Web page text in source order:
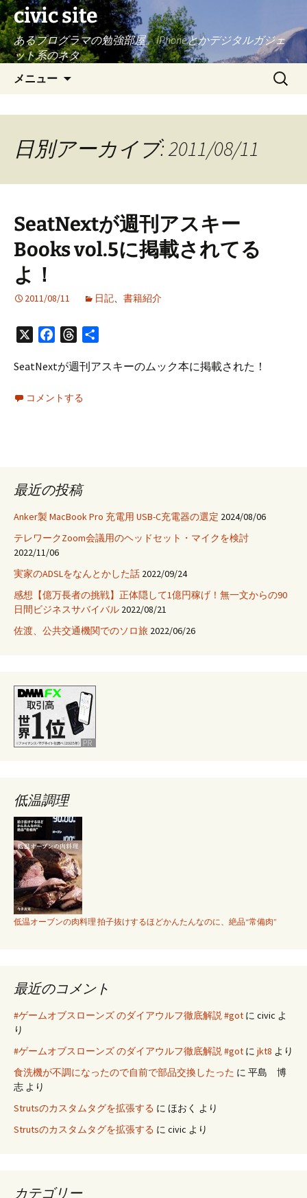
civic site
あるプログラマの勉強部屋。iPhoneとかデジタルガジェ
ット系のネタ
メニュー
へ
キ
プ
検
索:
日別アーカイブ: 2011/08/11
SeatNextが週刊アスキー
Books vol.5に掲載されてる
よ！
2011/08/11 日記、 書籍紹介
FacebookThreads
SeatNextが週刊アスキーのムック本に掲載された！
コメントする
最近の投稿
Anker製 MacBook Pro 充電用 USB-C充電器の選定 2024/08/06
テレワークZoom会議用のヘッドセット・マイクを検討
2022/11/06
実家のADSLをなんとかした話 2022/09/24
感想【億万長者の挑戦】正体隠して1億円稼げ！無一文からの90
日間ビジネスサバイバル 2022/08/21
佐渡、公共交通機関でのソロ旅 2022/06/26
低温調理
低温オーブンの肉料理 拍子抜けするほどかんたんなのに、絶品“常備肉”
最近のコメント
#ゲームオブスローンズ のダイアウルフ徹底解説 #got に civic よ
り
#ゲームオブスローンズ のダイアウルフ徹底解説 #got に jkt8 より
食洗機が不調になったので自前で部品交換したった に 平島 博
志 より
Strutsのカスタムタグを拡張する に ほおく より
Strutsのカスタムタグを拡張する に civic より
カテゴリー